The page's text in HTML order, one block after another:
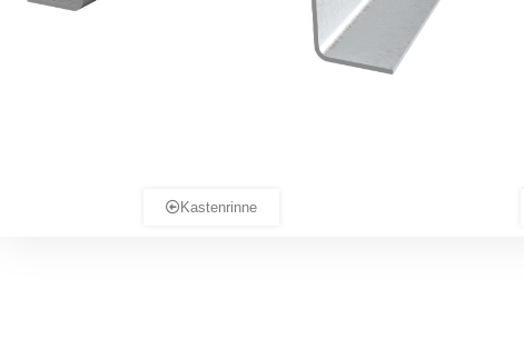
Kastenrinne